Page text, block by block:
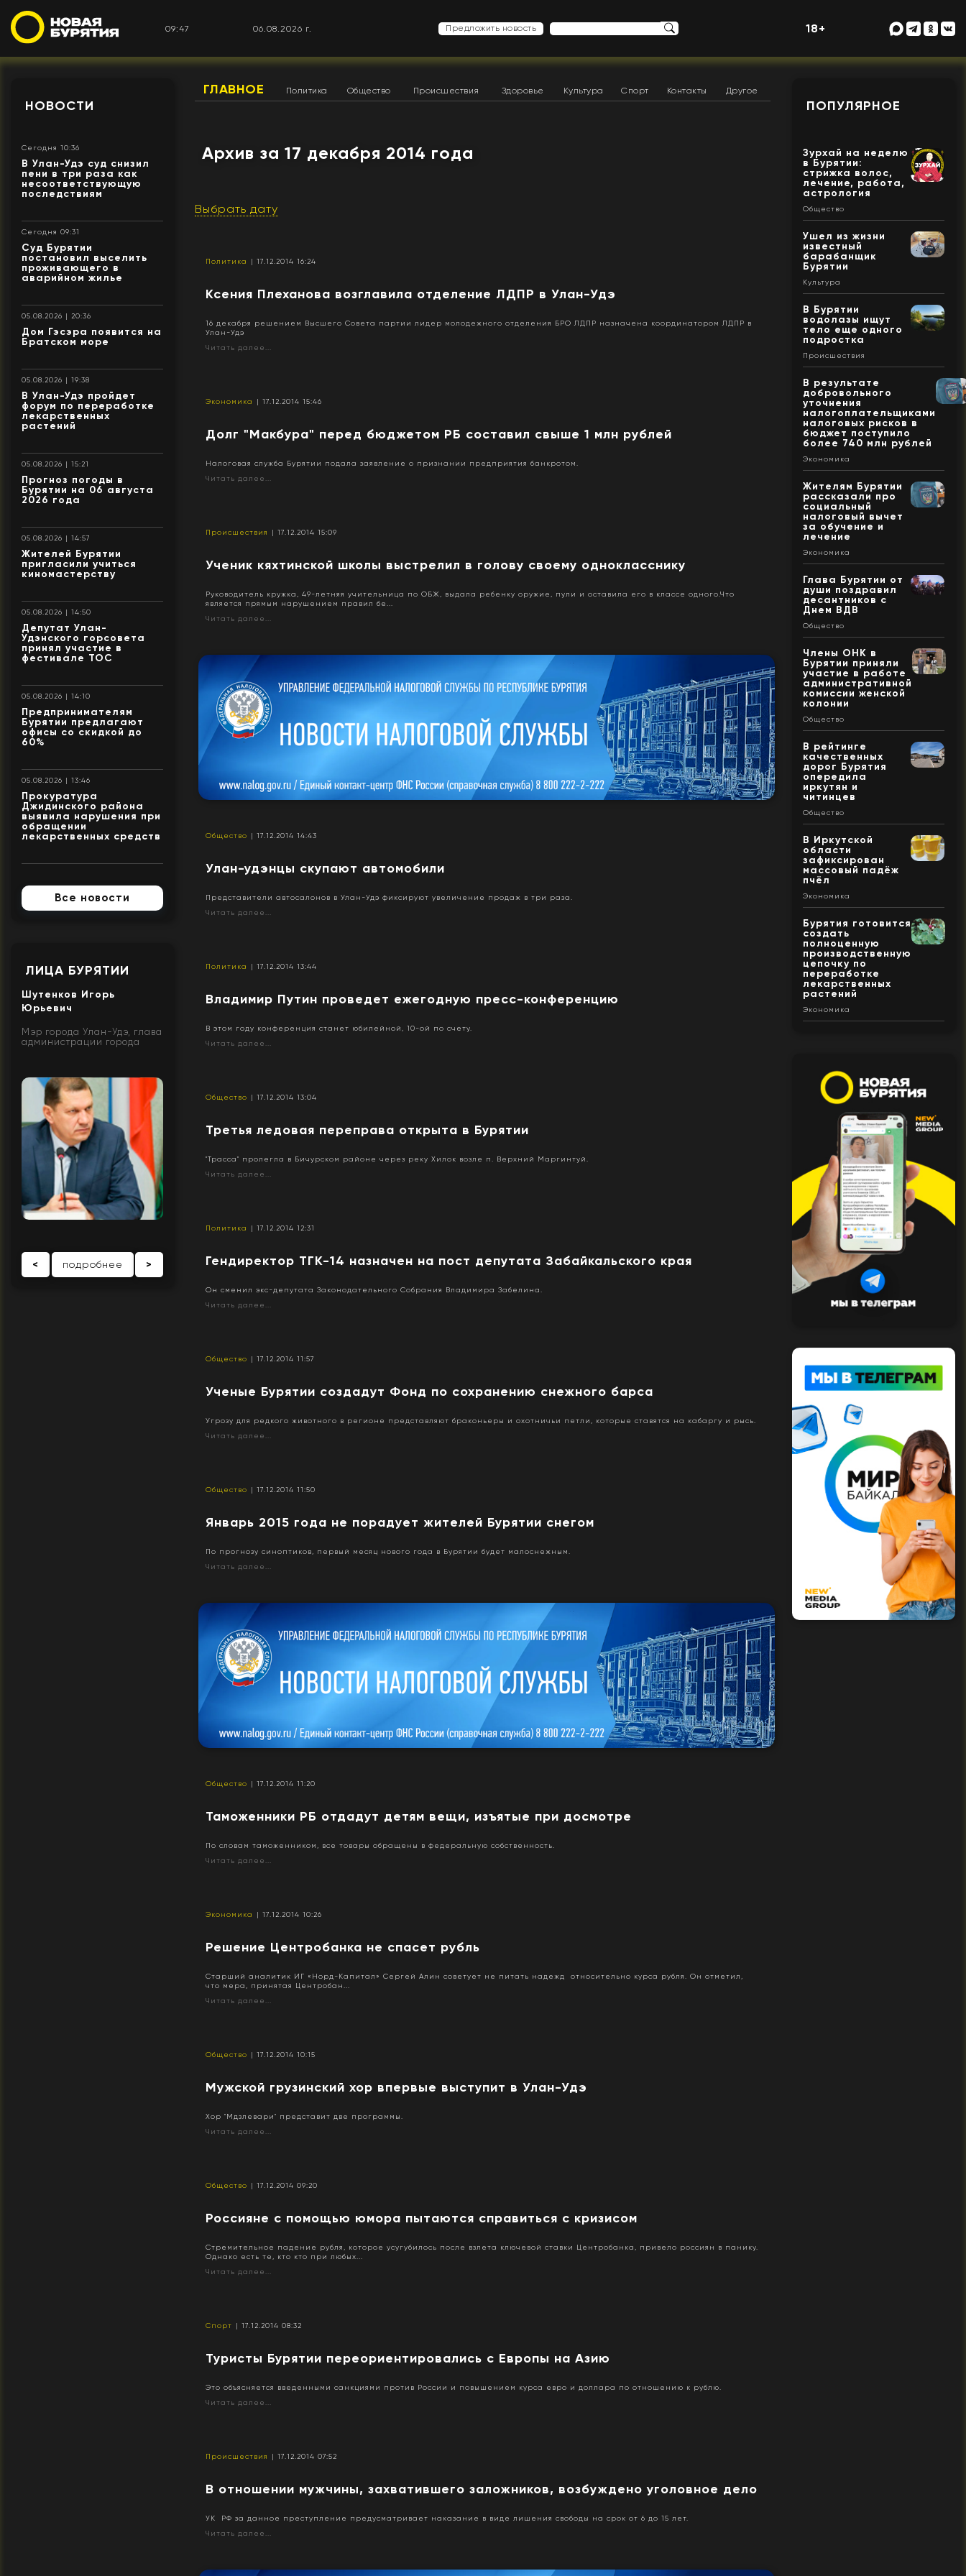
09:47 06.08.2026 г. Предложить новость 18+
НОВОСТИ
Сегодня 10:36
В Улан-Удэ суд снизил
пени в три раза как
несоответствующую
последствиям
Сегодня 09:31
Суд Бурятии
постановил выселить
проживающего в
аварийном жилье
05.08.2026 | 20:36
Дом Гэсэра появится на
Братском море
05.08.2026 | 19:38
В Улан-Удэ пройдет
форум по переработке
лекарственных
растений
05.08.2026 | 15:21
Прогноз погоды в
Бурятии на 06 августа
2026 года
05.08.2026 | 14:57
Жителей Бурятии
пригласили учиться
киномастерству
05.08.2026 | 14:50
Депутат Улан-
Удэнского горсовета
принял участие в
фестивале ТОС
05.08.2026 | 14:10
Предпринимателям
Бурятии предлагают
офисы со скидкой до
60%
05.08.2026 | 13:46
Прокуратура
Джидинского района
выявила нарушения при
обращении
лекарственных средств
Все новости
ЛИЦА БУРЯТИИ
Шутенков Игорь
Юрьевич
Мэр города Улан-Удэ, глава
администрации города
< подробнее >
ГЛАВНОЕ Политика Общество Происшествия Здоровье Культура Спорт Контакты Другое
Архив за 17 декабря 2014 года
Выбрать дату
Политика | 17.12.2014 16:24
Ксения Плеханова возглавила отделение ЛДПР в Улан-Удэ
16 декабря решением Высшего Совета партии лидер молодежного отделения БРО ЛДПР назначена координатором ЛДПР в
Улан-Удэ
Читать далее...
Экономика | 17.12.2014 15:46
Долг "Макбура" перед бюджетом РБ составил свыше 1 млн рублей
Налоговая служба Бурятии подала заявление о признании предприятия банкротом.
Читать далее...
Происшествия | 17.12.2014 15:09
Ученик кяхтинской школы выстрелил в голову своему однокласснику
Руководитель кружка, 49-летняя учительница по ОБЖ, выдала ребенку оружие, пули и оставила его в классе одного.Что
является прямым нарушением правил бе...
Читать далее...
Общество | 17.12.2014 14:43
Улан-удэнцы скупают автомобили
Представители автосалонов в Улан-Удэ фиксируют увеличение продаж в три раза.
Читать далее...
Политика | 17.12.2014 13:44
Владимир Путин проведет ежегодную пресс-конференцию
В этом году конференция станет юбилейной, 10-ой по счету.
Читать далее...
Общество | 17.12.2014 13:04
Третья ледовая переправа открыта в Бурятии
"Трасса" пролегла в Бичурском районе через реку Хилок возле п. Верхний Маргинтуй.
Читать далее...
Политика | 17.12.2014 12:31
Гендиректор ТГК-14 назначен на пост депутата Забайкальского края
Он сменил экс-депутата Законодательного Собрания Владимира Забелина.
Читать далее...
Общество | 17.12.2014 11:57
Ученые Бурятии создадут Фонд по сохранению снежного барса
Угрозу для редкого животного в регионе представляют браконьеры и охотничьи петли, которые ставятся на кабаргу и рысь.
Читать далее...
Общество | 17.12.2014 11:50
Январь 2015 года не порадует жителей Бурятии снегом
По прогнозу синоптиков, первый месяц нового года в Бурятии будет малоснежным.
Читать далее...
Общество | 17.12.2014 11:20
Таможенники РБ отдадут детям вещи, изъятые при досмотре
По словам таможенником, все товары обращены в федеральную собственность.
Читать далее...
Экономика | 17.12.2014 10:26
Решение Центробанка не спасет рубль
Старший аналитик ИГ «Норд-Капитал» Сергей Алин советует не питать надежд относительно курса рубля. Он отметил,
что мера, принятая Центробан...
Читать далее...
Общество | 17.12.2014 10:15
Мужской грузинский хор впервые выступит в Улан-Удэ
Хор "Мдзлевари" представит две программы.
Читать далее...
Общество | 17.12.2014 09:20
​Россияне с помощью юмора пытаются справиться с кризисом
Стремительное падение рубля, которое усугубилось после взлета ключевой ставки Центробанка, привело россиян в панику.
Однако есть те, кто кто при любых...
Читать далее...
Спорт | 17.12.2014 08:32
Туристы Бурятии переориентировались с Европы на Азию
Это объясняется введенными санкциями против России и повышением курса евро и доллара по отношению к рублю.
Читать далее...
Происшествия | 17.12.2014 07:52
В отношении мужчины, захватившего заложников, возбуждено уголовное дело
УК РФ за данное преступление предусматривает наказание в виде лишения свободы на срок от 6 до 15 лет.
Читать далее...
ПОПУЛЯРНОЕ
Зурхай на неделю
в Бурятии:
стрижка волос,
лечение, работа,
астрология
Общество
Ушел из жизни
известный
барабанщик
Бурятии
Культура
В Бурятии
водолазы ищут
тело еще одного
подростка
Происшествия
В результате
добровольного
уточнения
налогоплательщиками
налоговых рисков в
бюджет поступило
более 740 млн рублей
Экономика
Жителям Бурятии
рассказали про
социальный
налоговый вычет
за обучение и
лечение
Экономика
Глава Бурятии от
души поздравил
десантников с
Днем ВДВ
Общество
Члены ОНК в
Бурятии приняли
участие в работе
административной
комиссии женской
колонии
Общество
В рейтинге
качественных
дорог Бурятия
опередила
иркутян и
читинцев
Общество
В Иркутской
области
зафиксирован
массовый падёж
пчёл
Экономика
Бурятия готовится
создать
полноценную
производственную
цепочку по
переработке
лекарственных
растений
Экономика